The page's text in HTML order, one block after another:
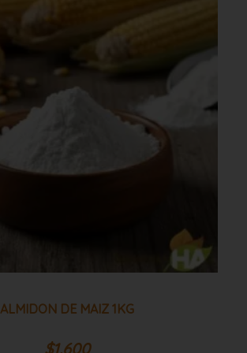
ALMIDON DE MAIZ 1KG
$1.600